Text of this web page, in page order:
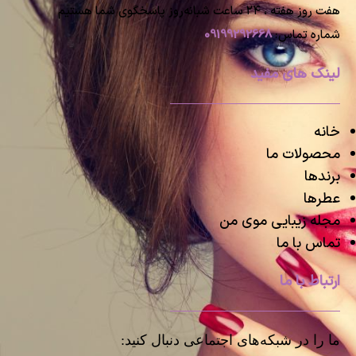
هفت روز هفته ، ۲۴ ساعت شبانه‌روز پاسخگوی شما هستیم
شماره تماس:09199292668
لینک های مفید
خانه
محصولات ما
برندها
عطرها
مجله زیبایی موی من
تماس با ما
ارتباط با ما
ما را در شبکه‌های اجتماعی دنبال کنید: